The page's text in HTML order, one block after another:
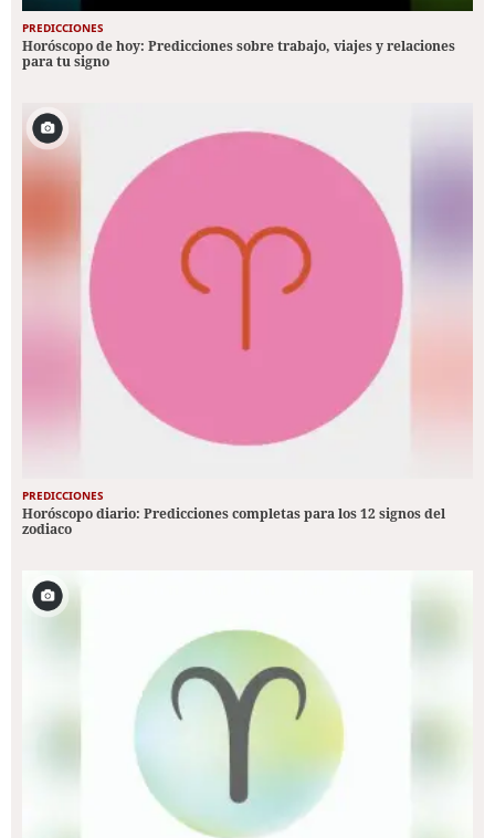
PREDICCIONES
Horóscopo de hoy: Predicciones sobre trabajo, viajes y relaciones
para tu signo
PREDICCIONES
Horóscopo diario: Predicciones completas para los 12 signos del
zodiaco